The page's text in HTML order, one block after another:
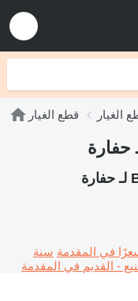
قطع الغيار
في المقدمة سنة
- القديم في المقدمة